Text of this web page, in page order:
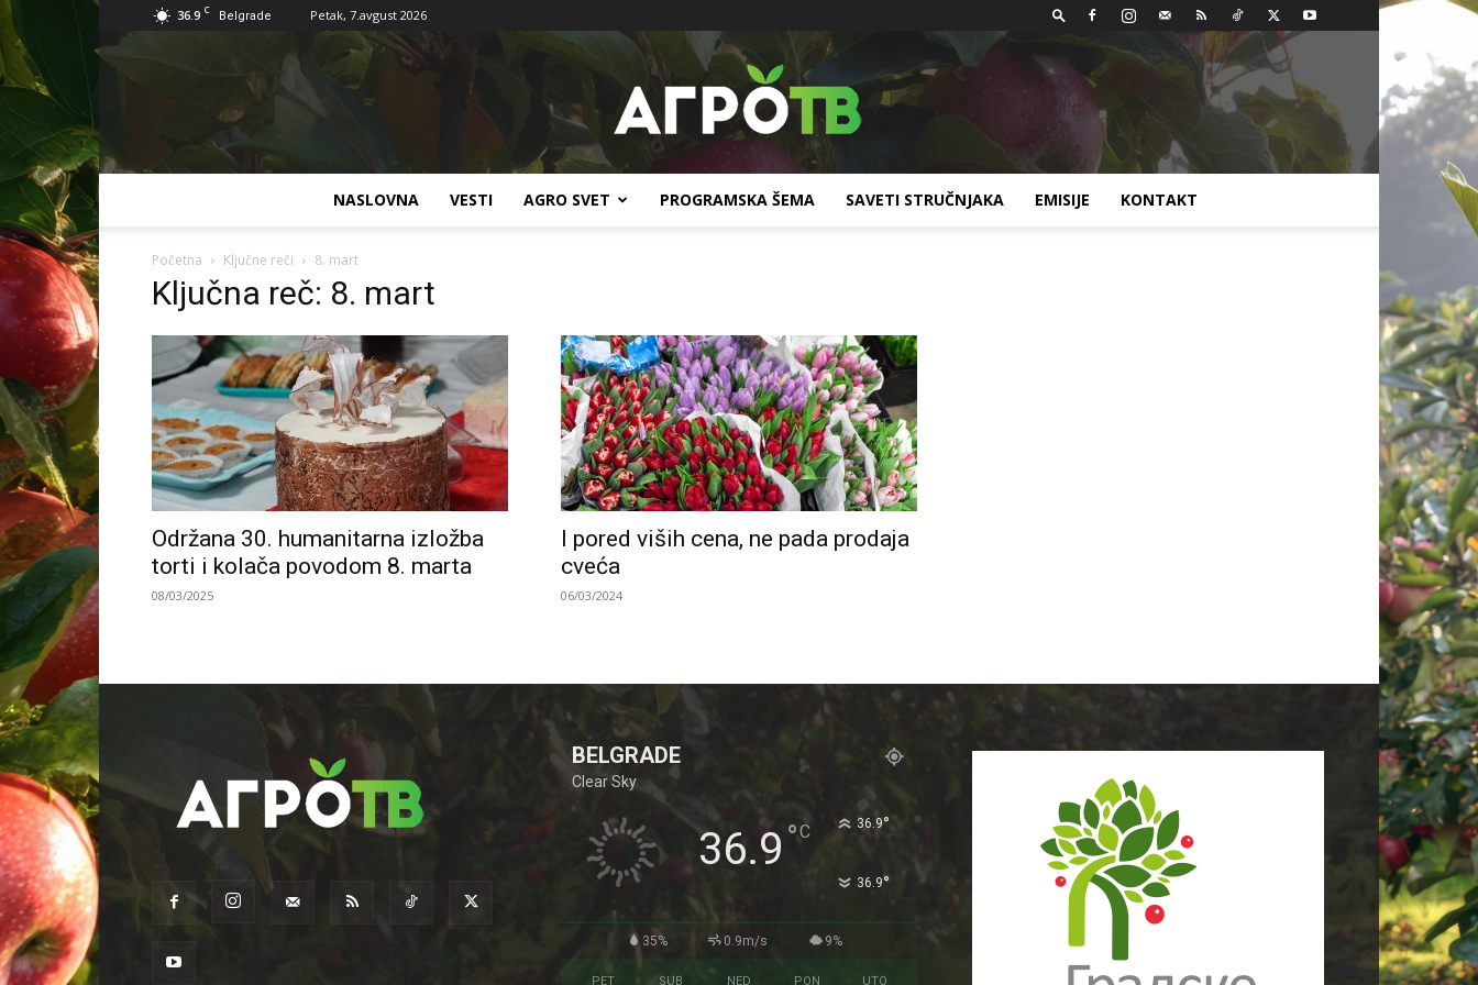
36.9 C Belgrade Petak, 7.avgust 2026
TV
NASLOVNA VESTI AGRO SVET PROGRAMSKA ŠEMA SAVETI STRUČNJAKA EMISIJE KONTAKT
Početna Ključne reči 8. mart
Ključna reč: 8. mart
Održana 30. humanitarna izložba
torti i kolača povodom 8. marta
08/03/2025
I pored viših cena, ne pada prodaja
cveća
06/03/2024
BELGRADE
Clear Sky
36.9 °C 36.9°
36.9°
35% 0.9m/s 9%
PET SUB NED PON UTO